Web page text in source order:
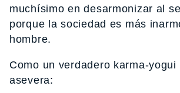
muchísimo en desarmonizar al
porque la sociedad es más
hombre.
Como un verdadero karma-yogui
asevera: